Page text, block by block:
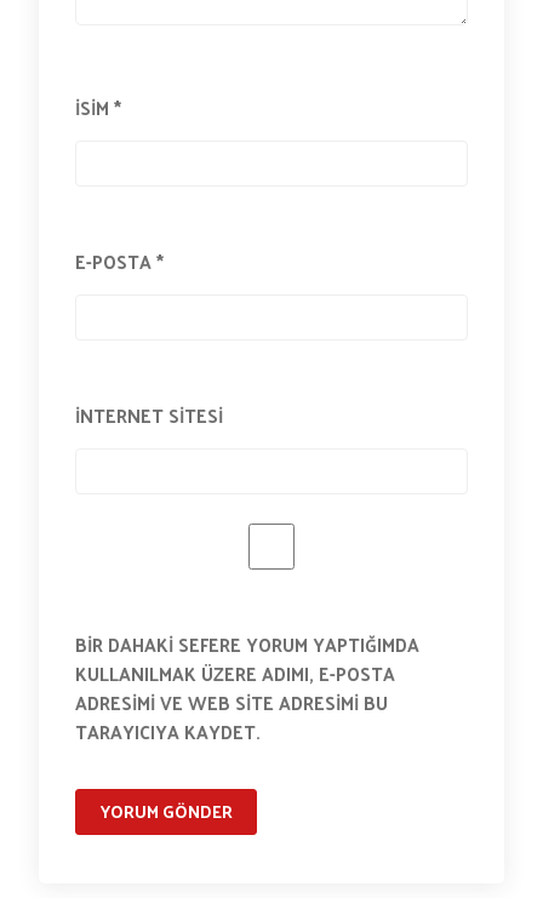
İSIM*
E-POSTA*
İNTERNET SITESI
BIR DAHAKI SEFERE YORUM YAPTIĞIMDA
KULLANILMAK ÜZERE ADIMI, E-POSTA
ADRESIMI VE WEB SITE ADRESIMI BU
TARAYICIYA KAYDET.